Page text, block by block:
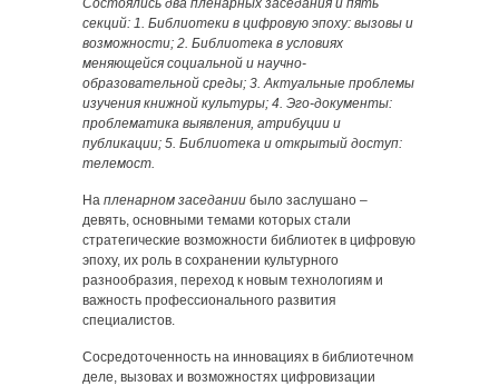
Состоялись два пленарных заседания и пять
секций: 1. Библиотеки в цифровую эпоху: вызовы и
возможности; 2. Библиотека в условиях
меняющейся социальной и научно-
образовательной среды; 3. Актуальные проблемы
изучения книжной культуры; 4. Эго-документы:
проблематика выявления, атрибуции и
публикации; 5. Библиотека и открытый доступ:
телемост.
На пленарном заседании было заслушано –
девять, основными темами которых стали
стратегические возможности библиотек в цифровую
эпоху, их роль в сохранении культурного
разнообразия, переход к новым технологиям и
важность профессионального развития
специалистов.
Сосредоточенность на инновациях в библиотечном
деле, вызовах и возможностях цифровизации